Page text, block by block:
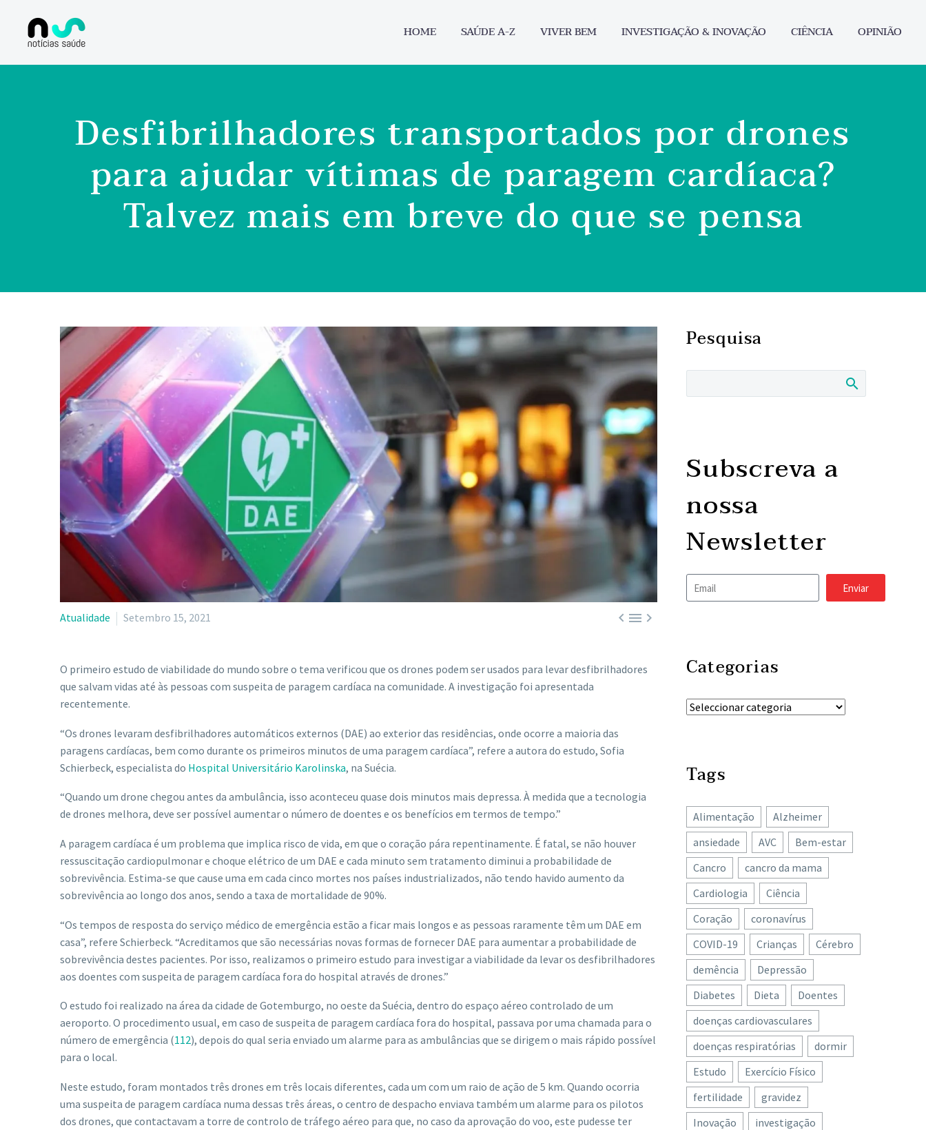
HOME SAÚDE A-Z VIVER BEM INVESTIGAÇÃO & INOVAÇÃO CIÊNCIA OPINIÃO
Desfibrilhadores transportados por drones
para ajudar vítimas de paragem cardíaca?
Talvez mais em breve do que se pensa

Atualidade Setembro 15, 2021
O primeiro estudo de viabilidade do mundo sobre o tema verificou que os drones podem ser usados ​​para levar desfibrilhadores
que salvam vidas até às pessoas com suspeita de paragem cardíaca na comunidade. A investigação foi apresentada
recentemente.
“Os drones levaram desfibrilhadores automáticos externos (DAE) ao exterior das residências, onde ocorre a maioria das
paragens cardíacas, bem como durante os primeiros minutos de uma paragem cardíaca”, refere a autora do estudo, Sofia
Schierbeck, especialista do Hospital Universitário Karolinska, na Suécia.
“Quando um drone chegou antes da ambulância, isso aconteceu quase dois minutos mais depressa. À medida que a tecnologia
de drones melhora, deve ser possível aumentar o número de doentes e os benefícios em termos de tempo.”
A paragem cardíaca é um problema que implica risco de vida, em que o coração pára repentinamente. É fatal, se não houver
ressuscitação cardiopulmonar e choque elétrico de um DAE e cada minuto sem tratamento diminui a probabilidade de
sobrevivência. Estima-se que cause uma em cada cinco mortes nos países industrializados, não tendo havido aumento da
sobrevivência ao longo dos anos, sendo a taxa de mortalidade de 90%.
“Os tempos de resposta do serviço médico de emergência estão a ficar mais longos e as pessoas raramente têm um DAE em
casa”, refere Schierbeck. “Acreditamos que são necessárias novas formas de fornecer DAE para aumentar a probabilidade de
sobrevivência destes pacientes. Por isso, realizamos o primeiro estudo para investigar a viabilidade da levar os desfibrilhadores
aos doentes com suspeita de paragem cardíaca fora do hospital através de drones.”
O estudo foi realizado na área da cidade de Gotemburgo, no oeste da Suécia, dentro do espaço aéreo controlado de um
aeroporto. O procedimento usual, em caso de suspeita de paragem cardíaca fora do hospital, passava por uma chamada para o
número de emergência (112), depois do qual seria enviado um alarme para as ambulâncias que se dirigem o mais rápido possível
para o local.
Neste estudo, foram montados três drones em três locais diferentes, cada um com um raio de ação de 5 km. Quando ocorria
uma suspeita de paragem cardíaca numa dessas três áreas, o centro de despacho enviava também um alarme para os pilotos
dos drones, que contactavam a torre de controlo de tráfego aéreo para que, no caso da aprovação do voo, este pudesse ter
Pesquisa
Subscreva a
nossa
Newsletter
Enviar
Categorias
Tags
Alimentação
Alzheimer
ansiedade
AVC
Bem-estar
Cancro
cancro da mama
Cardiologia
Ciência
Coração
coronavírus
COVID-19
Crianças
Cérebro
demência
Depressão
Diabetes
Dieta
Doentes
doenças cardiovasculares
doenças respiratórias
dormir
Estudo
Exercício Físico
fertilidade
gravidez
Inovação
investigação